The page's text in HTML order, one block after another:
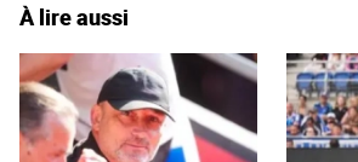
À lire aussi